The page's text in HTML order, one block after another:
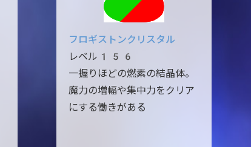
フロギストンクリスタル
レベル156
一握りほどの燃素の結晶体。
魔力の増幅や集中力をクリア
にする働きがある